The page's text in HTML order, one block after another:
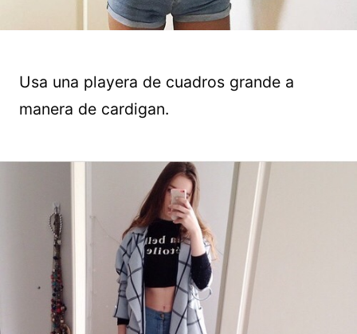
Usa una playera de cuadros grande a
manera de cardigan.